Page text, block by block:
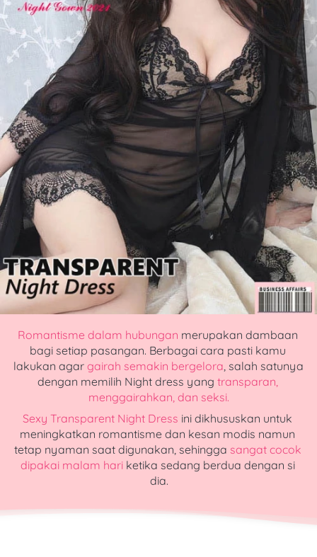
Romantisme dalam hubungan merupakan dambaan
bagi setiap pasangan. Berbagai cara pasti kamu
lakukan agar gairah semakin bergelora, salah satunya
dengan memilih Night dress yang transparan,
menggairahkan, dan seksi.
Sexy Transparent Night Dress ini dikhususkan untuk
meningkatkan romantisme dan kesan modis namun
tetap nyaman saat digunakan, sehingga sangat cocok
dipakai malam hari ketika sedang berdua dengan si
dia.